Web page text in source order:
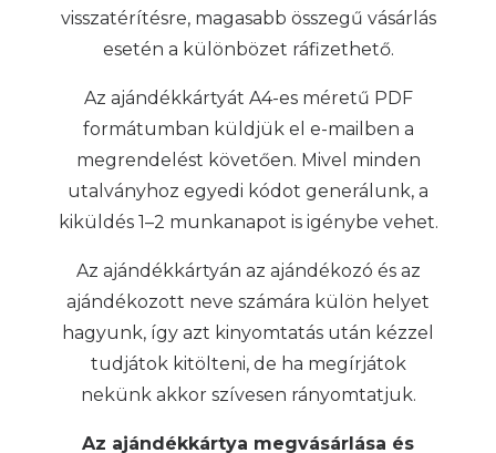
visszatérítésre, magasabb összegű vásárlás
esetén a különbözet ráfizethető.
Az ajándékkártyát A4-es méretű PDF
formátumban küldjük el e-mailben a
megrendelést követően. Mivel minden
utalványhoz egyedi kódot generálunk, a
kiküldés 1–2 munkanapot is igénybe vehet.
Az ajándékkártyán az ajándékozó és az
ajándékozott neve számára külön helyet
hagyunk, így azt kinyomtatás után kézzel
tudjátok kitölteni, de ha megírjátok
nekünk akkor szívesen rányomtatjuk.
Az ajándékkártya megvásárlása és